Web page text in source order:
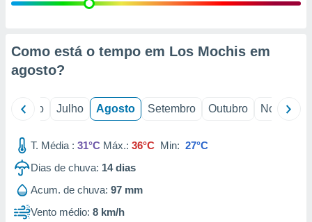
estudos
1199
Como está o tempo em Los Mochis em
agosto?
Junho Julho Agosto Setembro Outubro Novembro
T. Média : 31°C Máx.: 36°C Min: 27°C
Dias de chuva: 14dias
Acum. de chuva: 97 mm
Vento médio: 8 km/h